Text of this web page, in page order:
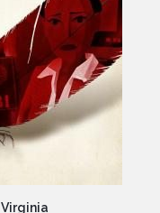
Virginia